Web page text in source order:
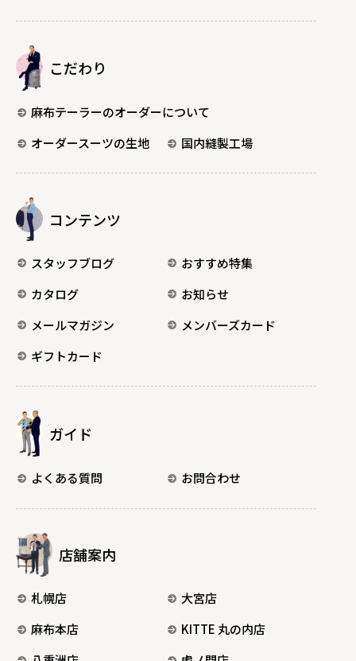
こだわり
麻布テーラーのオーダーについて
オーダースーツの生地
国内縫製工場
コンテンツ
スタッフブログ
おすすめ特集
カタログ
お知らせ
メールマガジン
メンバーズカード
ギフトカード
ガイド
よくある質問 お問合わせ
店舗案内
札幌店
大宮店
麻布本店
KITTE 丸の内店